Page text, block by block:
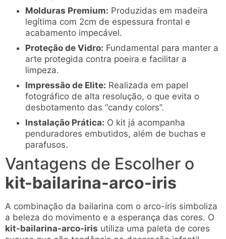
Molduras Premium: Produzidas em madeira
legítima com 2cm de espessura frontal e
acabamento impecável.
Proteção de Vidro: Fundamental para manter a
arte protegida contra poeira e facilitar a
limpeza.
Impressão de Elite: Realizada em papel
fotográfico de alta resolução, o que evita o
desbotamento das “candy colors”.
Instalação Prática: O kit já acompanha
penduradores embutidos, além de buchas e
parafusos.
Vantagens de Escolher o
kit-bailarina-arco-iris
A combinação da bailarina com o arco-íris simboliza
a beleza do movimento e a esperança das cores. O
kit-bailarina-arco-iris utiliza uma paleta de cores